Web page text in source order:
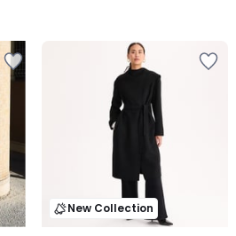
New Collection